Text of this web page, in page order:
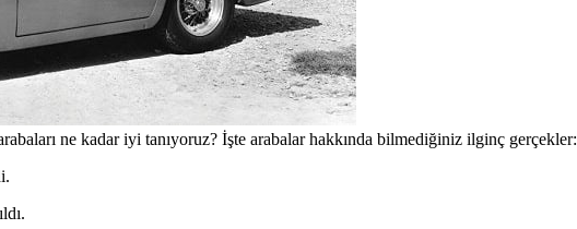
ne kadar iyi tanıyoruz? İşte arabalar hakkında bilmediğiniz ilginç gerçekler: